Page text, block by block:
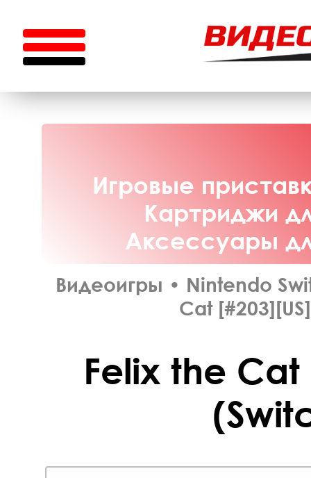
Игровые
Картриджи
Аксессуары
Видеоигры • Nintendo
Cat
Felix the Cat